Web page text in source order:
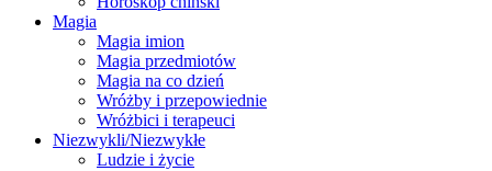
Magia
Magia imion
Magia przedmiotów
Magia na co dzień
Wróżby i przepowiednie
Wróżbici i terapeuci
Niezwykli/Niezwykłe
Ludzie i życie